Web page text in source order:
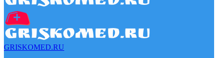
GRISKOMED.RU